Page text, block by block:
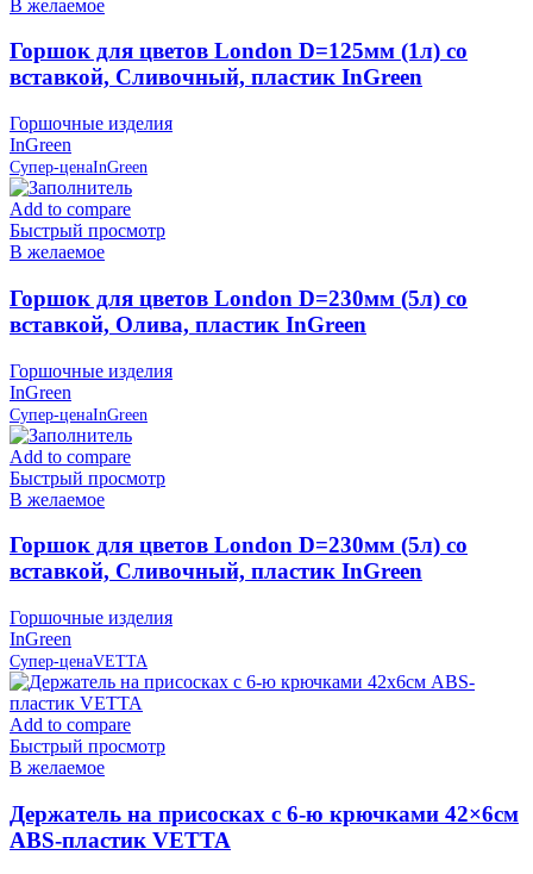
В желаемое
Горшок для цветов London D=125мм (1л) со
вставкой, Сливочный, пластик InGreen
Горшочные изделия
InGreen
Супер-ценаInGreen
Add to compare
Быстрый просмотр
В желаемое
Горшок для цветов London D=230мм (5л) со
вставкой, Олива, пластик InGreen
Горшочные изделия
InGreen
Супер-ценаInGreen
Add to compare
Быстрый просмотр
В желаемое
Горшок для цветов London D=230мм (5л) со
вставкой, Сливочный, пластик InGreen
Горшочные изделия
InGreen
Супер-ценаVETTA
Add to compare
Быстрый просмотр
В желаемое
Держатель на присосках с 6-ю крючками 42×6см
ABS-пластик VETTA